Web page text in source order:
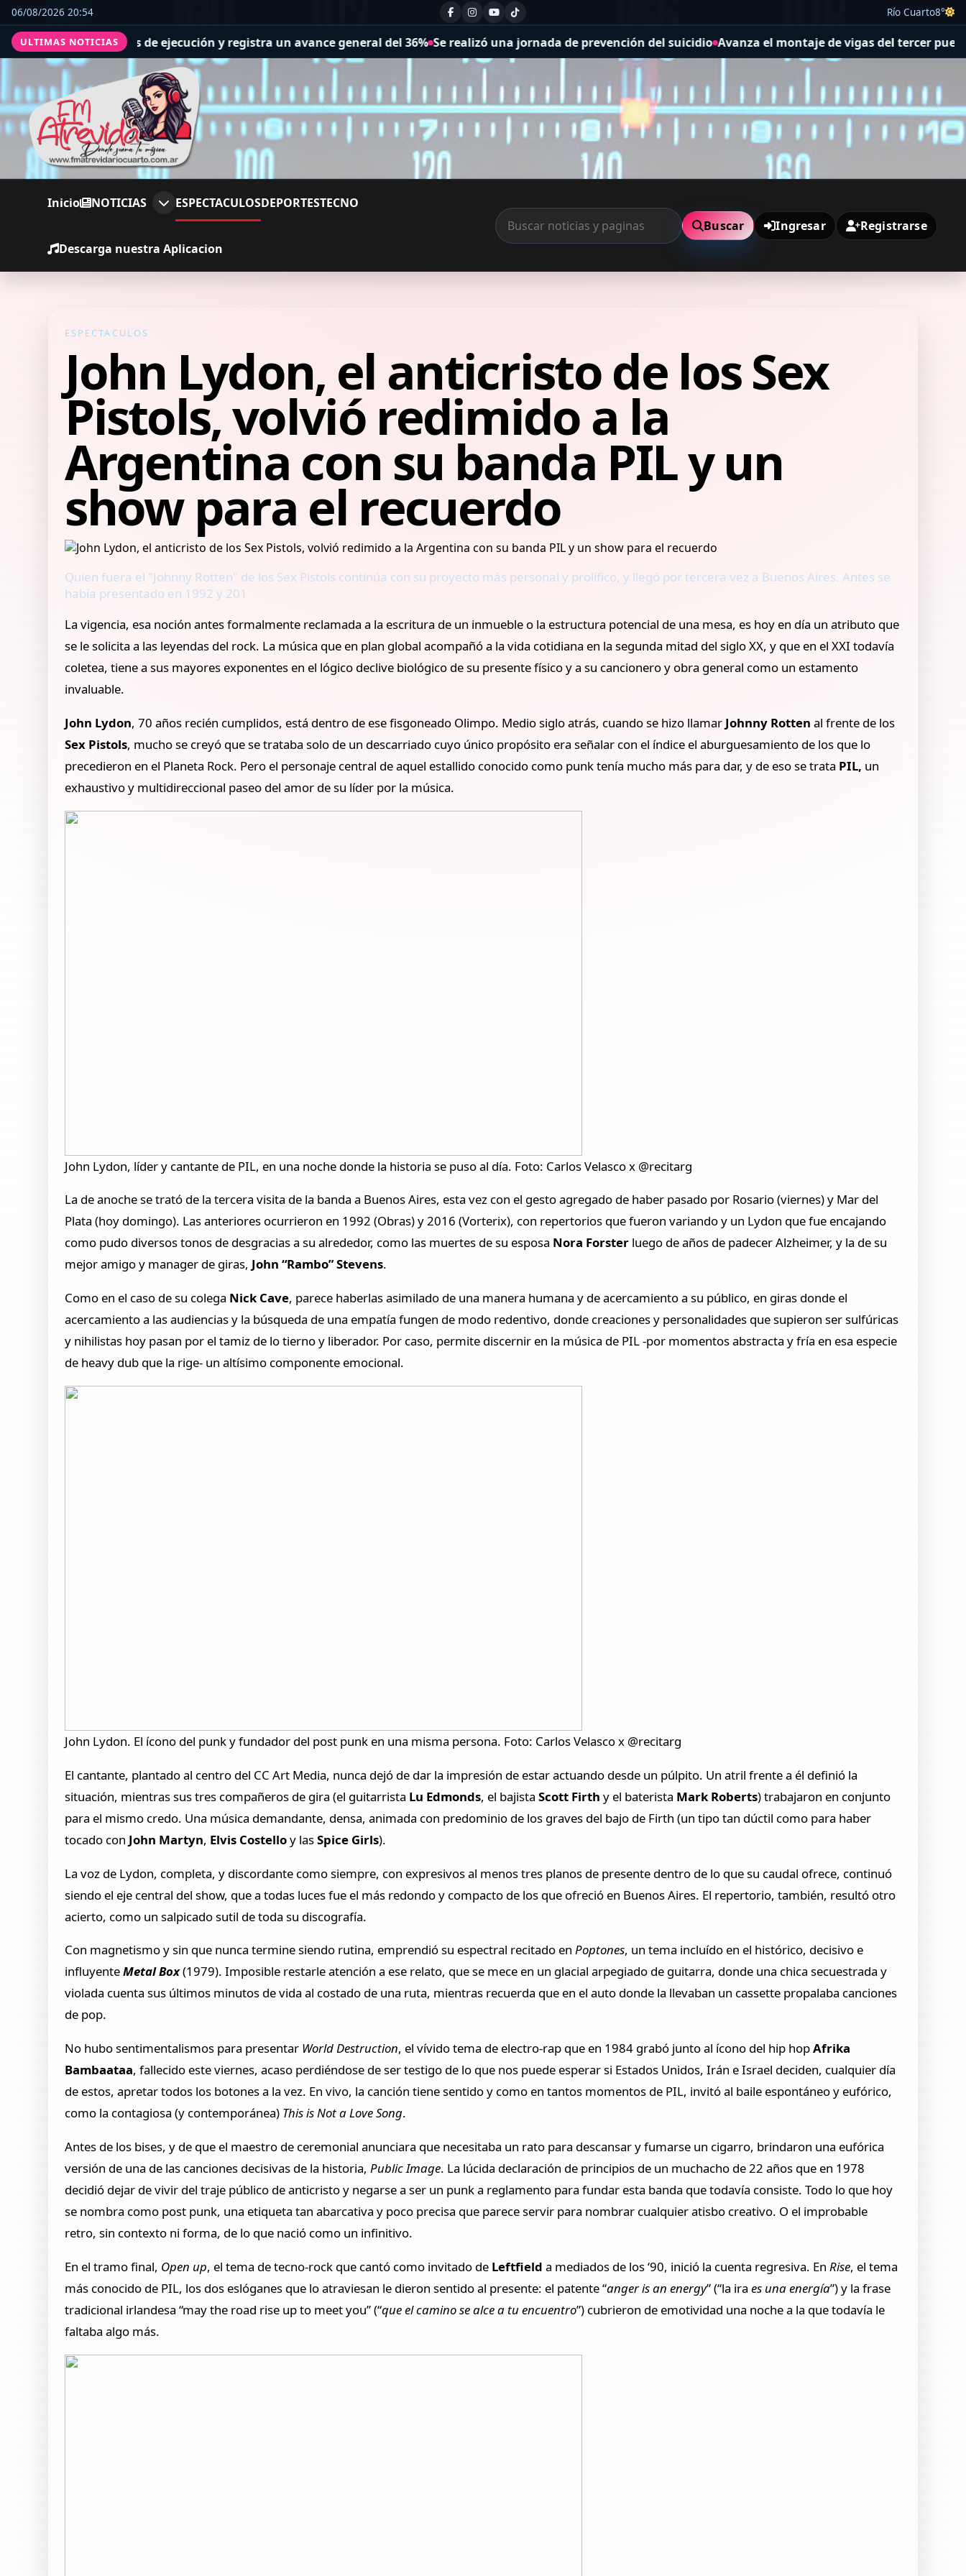
06/08/2026 20:54 Río Cuarto8°
ULTIMAS NOTICIAS
ejecución y registra un avance general del 36% Se realizó una jornada de prevención del suicidio Avanza el montaje de vigas del tercer puente del distribuidor sobre
Inicio NOTICIAS ESPECTACULOSDEPORTESTECNO
Descarga nuestra Aplicacion
Buscar Ingresar Registrarse
ESPECTACULOS
John Lydon, el anticristo de los Sex
Pistols, volvió redimido a la
Argentina con su banda PIL y un
show para el recuerdo
Quien fuera el "Johnny Rotten" de los Sex Pistols continúa con su proyecto más personal y prolífico, y llegó por tercera vez a Buenos Aires. Antes se
había presentado en 1992 y 201
La vigencia, esa noción antes formalmente reclamada a la escritura de un inmueble o la estructura potencial de una mesa, es hoy en día un atributo que
se le solicita a las leyendas del rock. La música que en plan global acompañó a la vida cotidiana en la segunda mitad del siglo XX, y que en el XXI todavía
coletea, tiene a sus mayores exponentes en el lógico declive biológico de su presente físico y a su cancionero y obra general como un estamento
invaluable.
John Lydon, 70 años recién cumplidos, está dentro de ese fisgoneado Olimpo. Medio siglo atrás, cuando se hizo llamar Johnny Rotten al frente de los
Sex Pistols, mucho se creyó que se trataba solo de un descarriado cuyo único propósito era señalar con el índice el aburguesamiento de los que lo
precedieron en el Planeta Rock. Pero el personaje central de aquel estallido conocido como punk tenía mucho más para dar, y de eso se trata PIL, un
exhaustivo y multidireccional paseo del amor de su líder por la música.
John Lydon, líder y cantante de PIL, en una noche donde la historia se puso al día. Foto: Carlos Velasco x @recitarg
La de anoche se trató de la tercera visita de la banda a Buenos Aires, esta vez con el gesto agregado de haber pasado por Rosario (viernes) y Mar del
Plata (hoy domingo). Las anteriores ocurrieron en 1992 (Obras) y 2016 (Vorterix), con repertorios que fueron variando y un Lydon que fue encajando
como pudo diversos tonos de desgracias a su alrededor, como las muertes de su esposa Nora Forster luego de años de padecer Alzheimer, y la de su
mejor amigo y manager de giras, John “Rambo” Stevens.
Como en el caso de su colega Nick Cave, parece haberlas asimilado de una manera humana y de acercamiento a su público, en giras donde el
acercamiento a las audiencias y la búsqueda de una empatía fungen de modo redentivo, donde creaciones y personalidades que supieron ser sulfúricas
y nihilistas hoy pasan por el tamiz de lo tierno y liberador. Por caso, permite discernir en la música de PIL -por momentos abstracta y fría en esa especie
de heavy dub que la rige- un altísimo componente emocional.
John Lydon. El ícono del punk y fundador del post punk en una misma persona. Foto: Carlos Velasco x @recitarg
El cantante, plantado al centro del CC Art Media, nunca dejó de dar la impresión de estar actuando desde un púlpito. Un atril frente a él definió la
situación, mientras sus tres compañeros de gira (el guitarrista Lu Edmonds, el bajistaScott Firth y el baterista Mark Roberts) trabajaron en conjunto
para el mismo credo. Una música demandante, densa, animada con predominio de los graves del bajo de Firth (un tipo tan dúctil como para haber
tocado con John Martyn, Elvis Costelloy lasSpice Girls).
La voz de Lydon, completa, y discordante como siempre, con expresivos al menos tres planos de presente dentro de lo que su caudal ofrece, continuó
siendo el eje central del show, que a todas luces fue el más redondo y compacto de los que ofreció en Buenos Aires. El repertorio, también, resultó otro
acierto, como un salpicado sutil de toda su discografía.
Con magnetismo y sin que nunca termine siendo rutina, emprendió su espectral recitado en Poptones, un tema incluído en el histórico, decisivo e
influyenteMetal Box(1979). Imposible restarle atención a ese relato, que se mece en un glacial arpegiado de guitarra, donde una chica secuestrada y
violada cuenta sus últimos minutos de vida al costado de una ruta, mientras recuerda que en el auto donde la llevaban un cassette propalaba canciones
de pop.
No hubo sentimentalismos para presentar World Destruction, el vívido tema de electro-rap que en 1984 grabó junto al ícono del hip hopAfrika
Bambaataa, fallecido este viernes, acaso perdiéndose de ser testigo de lo que nos puede esperar si Estados Unidos, Irán e Israel deciden, cualquier día
de estos, apretar todos los botones a la vez. En vivo, la canción tiene sentido y como en tantos momentos de PIL, invitó al baile espontáneo y eufórico,
como la contagiosa (y contemporánea) This is Not a Love Song.
Antes de los bises, y de que el maestro de ceremonial anunciara que necesitaba un rato para descansar y fumarse un cigarro, brindaron una eufórica
versión de una de las canciones decisivas de la historia,Public Image. La lúcida declaración de principios de un muchacho de 22 años que en 1978
decidió dejar de vivir del traje público de anticristo y negarse a ser un punk a reglamento para fundar esta banda que todavía consiste. Todo lo que hoy
se nombra como post punk, una etiqueta tan abarcativa y poco precisa que parece servir para nombrar cualquier atisbo creativo. O el improbable
retro, sin contexto ni forma, de lo que nació como un infinitivo.
En el tramo final, Open up, el tema de tecno-rock que cantó como invitado de Leftfielda mediados de los ‘90, inició la cuenta regresiva. EnRise, el tema
más conocido de PIL, los dos eslóganes que lo atraviesan le dieron sentido al presente: el patente “anger is an energy” (“la ira es una energía”) y la frase
tradicional irlandesa “may the road rise up to meet you” (“que el camino se alce a tu encuentro”) cubrieron de emotividad una noche a la que todavía le
faltaba algo más.